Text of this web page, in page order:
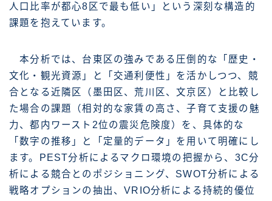
人口比率が都心8区で最も低い」という深刻な構造的
課題を抱えています。
本分析では、台東区の強みである圧倒的な「歴史・
文化・観光資源」と「交通利便性」を活かしつつ、競
合となる近隣区（墨田区、荒川区、文京区）と比較し
た場合の課題（相対的な家賃の高さ、子育て支援の魅
力、都内ワースト2位の震災危険度）を、具体的な
「数字の推移」と「定量的データ」を用いて明確にし
ます。PEST分析によるマクロ環境の把握から、3C分
析による競合とのポジショニング、SWOT分析による
戦略オプションの抽出、VRIO分析による持続的優位